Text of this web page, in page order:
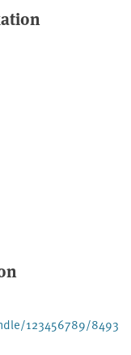
123456789/8493